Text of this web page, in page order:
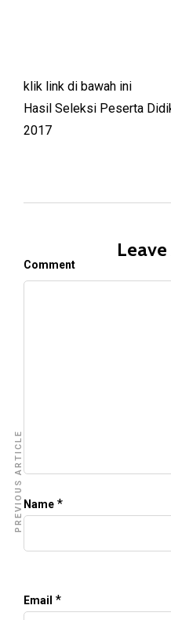
klik link di bawah ini
Hasil Seleksi Peserta
2017
Comment
Name *
Email *
PREVIOUS ARTICLE